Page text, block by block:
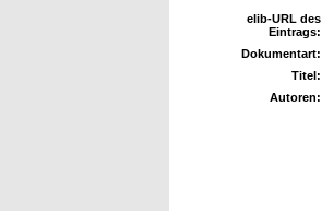
elib-URL des
Eintrags:
Dokumentart:
Titel:
Autoren: